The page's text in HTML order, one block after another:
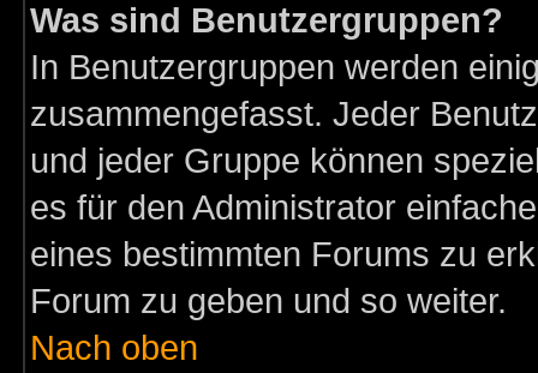
Was sind Benutzergruppen?
In Benutzergruppen werden
zusammengefasst. Jeder
und jeder Gruppe können
es für den Administrator
eines bestimmten Forums zu
Forum zu geben und so weiter.
Nach oben